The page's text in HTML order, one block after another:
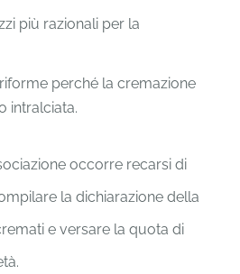
più razionali per la
perché la cremazione
intralciata.
occorre recarsi di
la dichiarazione della
e versare la quota di